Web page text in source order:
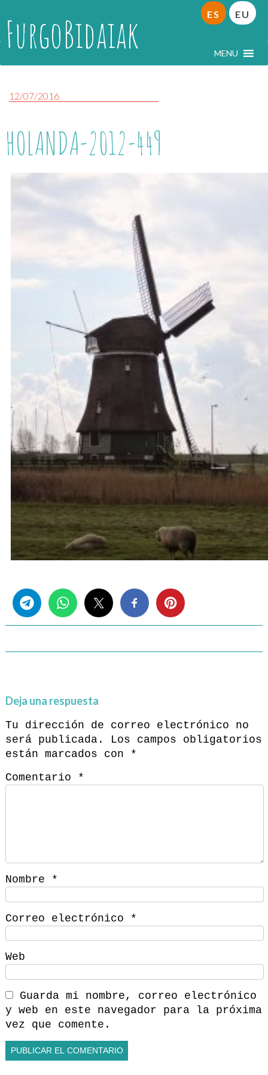
FurgoBidaiak MENU
ES EU
12/07/2016
HOLANDA-2012-449
Deja una respuesta
Tu dirección de correo electrónico no
será publicada.
Los campos obligatorios
están marcados con
*
Comentario
*
Nombre *
Correo electrónico *
Web
Guarda mi nombre, correo electrónico
y web en este navegador para la próxima
vez que comente.